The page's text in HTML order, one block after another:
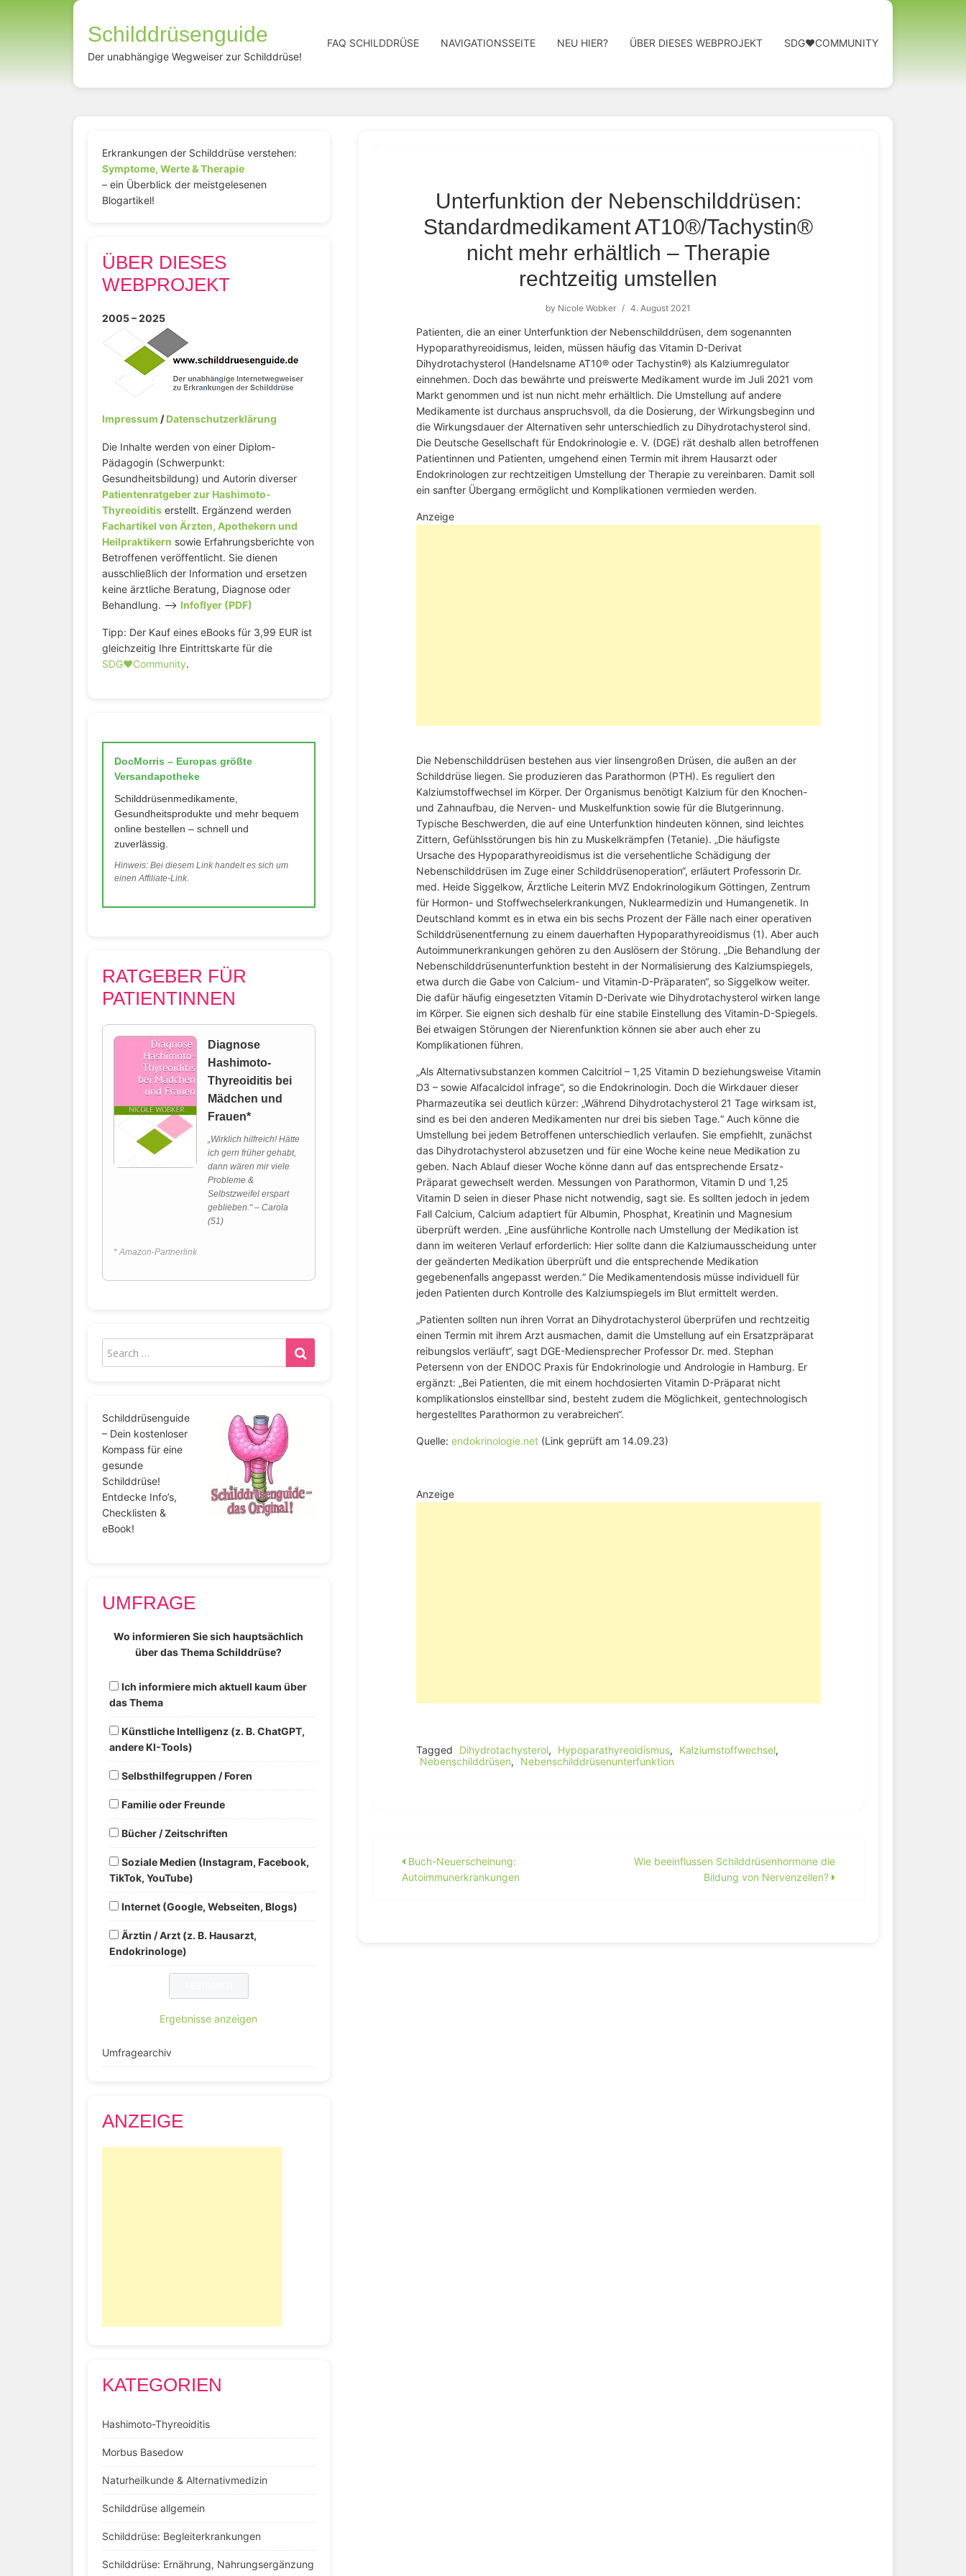
Schilddrüsenguide
Der unabhängige Wegweiser zur Schilddrüse!
FAQ SCHILDDRÜSE NAVIGATIONSSEITE NEU HIER? ÜBER DIESES WEBPROJEKT SDG❤️COMMUNITY
Unterfunktion der Nebenschilddrüsen:
Standardmedikament AT10®/Tachystin®
nicht mehr erhältlich – Therapie
rechtzeitig umstellen
by Nicole Wobker / 4. August 2021
Patienten, die an einer Unterfunktion der Nebenschilddrüsen, dem sogenannten
Hypoparathyreoidismus, leiden, müssen häufig das Vitamin D-Derivat
Dihydrotachysterol (Handelsname AT10® oder Tachystin®) als Kalziumregulator
einnehmen. Doch das bewährte und preiswerte Medikament wurde im Juli 2021 vom
Markt genommen und ist nun nicht mehr erhältlich. Die Umstellung auf andere
Medikamente ist durchaus anspruchsvoll, da die Dosierung, der Wirkungsbeginn und
die Wirkungsdauer der Alternativen sehr unterschiedlich zu Dihydrotachysterol sind.
Die Deutsche Gesellschaft für Endokrinologie e. V. (DGE) rät deshalb allen betroffenen
Patientinnen und Patienten, umgehend einen Termin mit ihrem Hausarzt oder
Endokrinologen zur rechtzeitigen Umstellung der Therapie zu vereinbaren. Damit soll
ein sanfter Übergang ermöglicht und Komplikationen vermieden werden.
Anzeige
Die Nebenschilddrüsen bestehen aus vier linsengroßen Drüsen, die außen an der
Schilddrüse liegen. Sie produzieren das Parathormon (PTH). Es reguliert den
Kalziumstoffwechsel im Körper. Der Organismus benötigt Kalzium für den Knochen-
und Zahnaufbau, die Nerven- und Muskelfunktion sowie für die Blutgerinnung.
Typische Beschwerden, die auf eine Unterfunktion hindeuten können, sind leichtes
Zittern, Gefühlsstörungen bis hin zu Muskelkrämpfen (Tetanie). „Die häufigste
Ursache des Hypoparathyreoidismus ist die versehentliche Schädigung der
Nebenschilddrüsen im Zuge einer Schilddrüsenoperation“, erläutert Professorin Dr.
med. Heide Siggelkow, Ärztliche Leiterin MVZ Endokrinologikum Göttingen, Zentrum
für Hormon- und Stoffwechselerkrankungen, Nuklearmedizin und Humangenetik. In
Deutschland kommt es in etwa ein bis sechs Prozent der Fälle nach einer operativen
Schilddrüsenentfernung zu einem dauerhaften Hypoparathyreoidismus (1). Aber auch
Autoimmunerkrankungen gehören zu den Auslösern der Störung. „Die Behandlung der
Nebenschilddrüsenunterfunktion besteht in der Normalisierung des Kalziumspiegels,
etwa durch die Gabe von Calcium- und Vitamin-D-Präparaten“, so Siggelkow weiter.
Die dafür häufig eingesetzten Vitamin D-Derivate wie Dihydrotachysterol wirken lange
im Körper. Sie eignen sich deshalb für eine stabile Einstellung des Vitamin-D-Spiegels.
Bei etwaigen Störungen der Nierenfunktion können sie aber auch eher zu
Komplikationen führen.
„Als Alternativsubstanzen kommen Calcitriol – 1,25 Vitamin D beziehungsweise Vitamin
D3 – sowie Alfacalcidol infrage“, so die Endokrinologin. Doch die Wirkdauer dieser
Pharmazeutika sei deutlich kürzer: „Während Dihydrotachysterol 21 Tage wirksam ist,
sind es bei den anderen Medikamenten nur drei bis sieben Tage.“ Auch könne die
Umstellung bei jedem Betroffenen unterschiedlich verlaufen. Sie empfiehlt, zunächst
das Dihydrotachysterol abzusetzen und für eine Woche keine neue Medikation zu
geben. Nach Ablauf dieser Woche könne dann auf das entsprechende Ersatz-
Präparat gewechselt werden. Messungen von Parathormon, Vitamin D und 1,25
Vitamin D seien in dieser Phase nicht notwendig, sagt sie. Es sollten jedoch in jedem
Fall Calcium, Calcium adaptiert für Albumin, Phosphat, Kreatinin und Magnesium
überprüft werden. „Eine ausführliche Kontrolle nach Umstellung der Medikation ist
dann im weiteren Verlauf erforderlich: Hier sollte dann die Kalziumausscheidung unter
der geänderten Medikation überprüft und die entsprechende Medikation
gegebenenfalls angepasst werden.“ Die Medikamentendosis müsse individuell für
jeden Patienten durch Kontrolle des Kalziumspiegels im Blut ermittelt werden.
„Patienten sollten nun ihren Vorrat an Dihydrotachysterol überprüfen und rechtzeitig
einen Termin mit ihrem Arzt ausmachen, damit die Umstellung auf ein Ersatzpräparat
reibungslos verläuft“, sagt DGE-Mediensprecher Professor Dr. med. Stephan
Petersenn von der ENDOC Praxis für Endokrinologie und Andrologie in Hamburg. Er
ergänzt: „Bei Patienten, die mit einem hochdosierten Vitamin D-Präparat nicht
komplikationslos einstellbar sind, besteht zudem die Möglichkeit, gentechnologisch
hergestelltes Parathormon zu verabreichen“.
Quelle: endokrinologie.net(Link geprüft am 14.09.23)
Anzeige
Tagged Dihydrotachysterol, Hypoparathyreoidismus, Kalziumstoffwechsel,
Nebenschilddrüsen, Nebenschilddrüsenunterfunktion
Beitragsnavigation
Buch-Neuerscheinung:
Autoimmunerkrankungen
Wie beeinflussen Schilddrüsenhormone die
Bildung von Nervenzellen?
Erkrankungen der Schilddrüse verstehen:
Symptome, Werte & Therapie
– ein Überblick der meistgelesenen
Blogartikel!
ÜBER DIESES
WEBPROJEKT
2005 – 2025
Impressum /Datenschutzerklärung
Die Inhalte werden von einer Diplom-
Pädagogin (Schwerpunkt:
Gesundheitsbildung) und Autorin diverser
Patientenratgeber zur Hashimoto-
Thyreoiditis erstellt. Ergänzend werden
Fachartikel von Ärzten, Apothekern und
Heilpraktikern sowie Erfahrungsberichte von
Betroffenen veröffentlicht. Sie dienen
ausschließlich der Information und ersetzen
keine ärztliche Beratung, Diagnose oder
Behandlung. –> Infoflyer (PDF)
Tipp: Der Kauf eines eBooks für 3,99 EUR ist
gleichzeitig Ihre Eintrittskarte für die
SDG♥️Community.
DocMorris – Europas größte
Versandapotheke
Schilddrüsenmedikamente,
Gesundheitsprodukte und mehr bequem
online bestellen – schnell und
zuverlässig.
Hinweis: Bei diesem Link handelt es sich um
einen Affiliate-Link.
RATGEBER FÜR
PATIENTINNEN
Diagnose
Hashimoto-
Thyreoiditis bei
Mädchen und
Frauen*
„Wirklich hilfreich! Hätte
ich gern früher gehabt,
dann wären mir viele
Probleme &
Selbstzweifel erspart
geblieben.“ – Carola
(51)
* Amazon-Partnerlink
Schilddrüsenguide
– Dein kostenloser
Kompass für eine
gesunde
Schilddrüse!
Entdecke Info’s,
Checklisten &
eBook!
UMFRAGE
Wo informieren Sie sich hauptsächlich
über das Thema Schilddrüse?
Ich informiere mich aktuell kaum über
das Thema
Künstliche Intelligenz (z. B. ChatGPT,
andere KI-Tools)
Selbsthilfegruppen / Foren
Familie oder Freunde
Bücher / Zeitschriften
Soziale Medien (Instagram, Facebook,
TikTok, YouTube)
Internet (Google, Webseiten, Blogs)
Ärztin / Arzt (z. B. Hausarzt,
Endokrinologe)
Ergebnisse anzeigen
Umfragearchiv
ANZEIGE
KATEGORIEN
Hashimoto-Thyreoiditis
Morbus Basedow
Naturheilkunde & Alternativmedizin
Schilddrüse allgemein
Schilddrüse: Begleiterkrankungen
Schilddrüse: Ernährung, Nahrungsergänzung